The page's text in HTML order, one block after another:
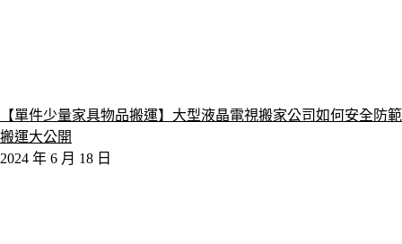
【單件少量家具物品搬運】大型液晶電視搬家公司如何安全防範
搬運大公開
2024 年 6 月 18 日